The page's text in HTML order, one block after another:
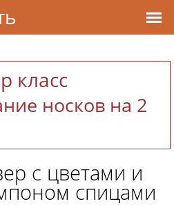
класс
носков на 2
с цветами и
спицами